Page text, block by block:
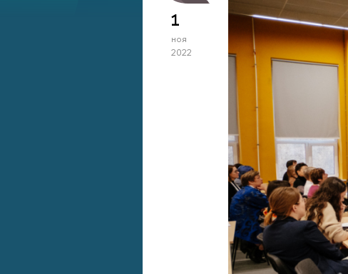
1
ноя
2022